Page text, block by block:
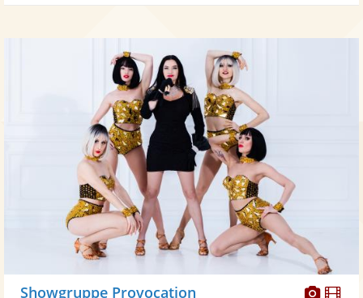
Showgruppe Provocation